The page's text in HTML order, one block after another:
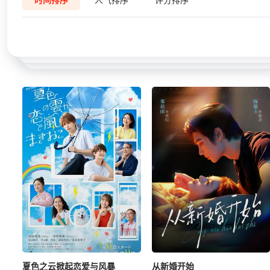
夏色之云掀起恋爱与风暴 从新婚开始